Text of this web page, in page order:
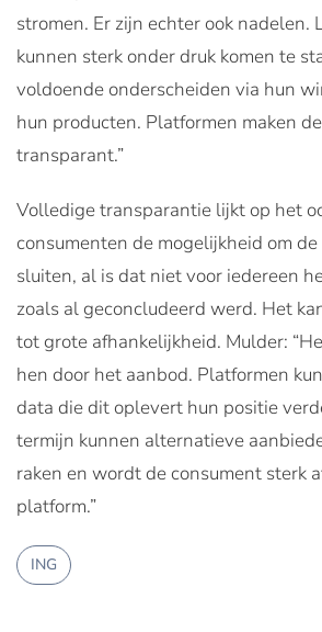
stromen. Er zijn echter ook nadelen.
kunnen sterk onder druk komen te
voldoende onderscheiden via hun
hun producten. Platformen maken
transparant.”
Volledige transparantie lijkt op het
consumenten de mogelijkheid om
sluiten, al is dat niet voor iedereen
zoals al geconcludeerd werd. Het
tot grote afhankelijkheid. Mulder:
hen door het aanbod. Platformen
data die dit oplevert hun positie
termijn kunnen alternatieve
raken en wordt de consument sterk
platform.”
ING